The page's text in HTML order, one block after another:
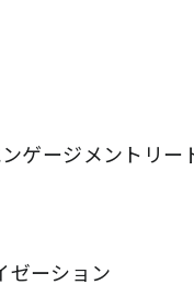
ゲージメントリ
ゼーション